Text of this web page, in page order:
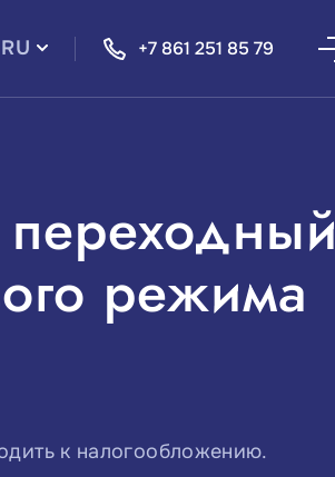
RU
+7 861 251 85 79
режима
к налогообложению.